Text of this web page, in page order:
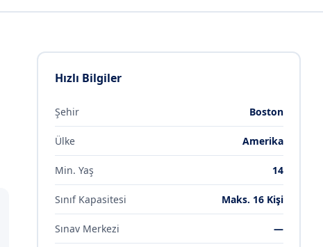
Hızlı Bilgiler
Şehir Boston
Ülke Amerika
Min. Yaş 14
Sınıf Kapasitesi Maks. 16Kişi
Sınav Merkezi —